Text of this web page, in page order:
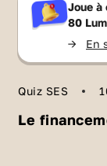
Joue à
80
-> En
Quiz SES
Le